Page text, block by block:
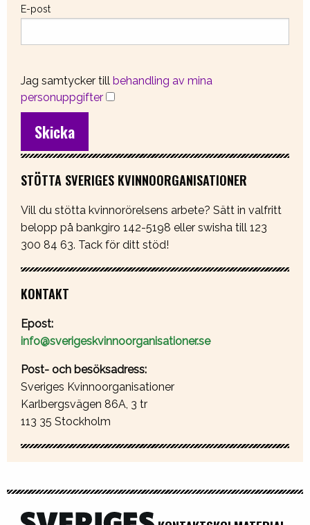
E-post
Jag samtycker till behandling av mina
personuppgifter
STÖTTA SVERIGES KVINNOORGANISATIONER
Vill du stötta kvinnorörelsens arbete? Sätt in valfritt
belopp på bankgiro 142-5198 eller swisha till 123
300 84 63. Tack för ditt stöd!
KONTAKT
Epost:
info@sverigeskvinnoorganisationer.se
Post- och besöksadress:
Sveriges Kvinnoorganisationer
Karlbergsvägen 86A, 3 tr
113 35 Stockholm